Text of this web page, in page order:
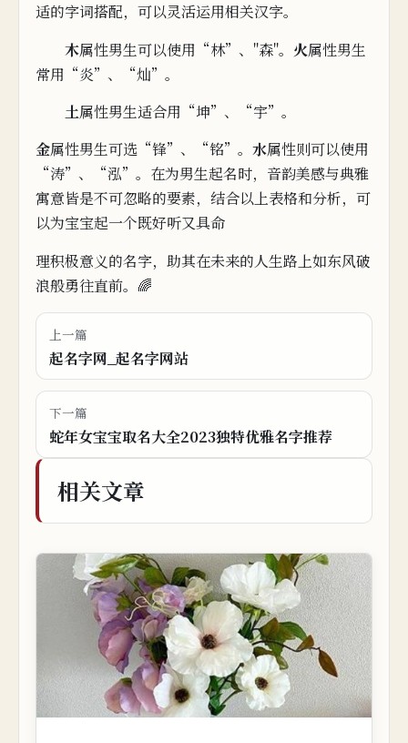
适的字词搭配，可以灵活运用相关汉字。
木属性男生可以使用“林”、"森"。 火属性男生
常用“炎”、“灿”。
土属性男生适合用“坤”、“宇”。
金属性男生可选“锋”、“铭”。 水属性则可以使用
“涛”、“泓”。在为男生起名时，音韵美感与典雅
寓意皆是不可忽略的要素，结合以上表格和分析，可
以为宝宝起一个既好听又具命
理积极意义的名字，助其在未来的人生路上如东风破
浪般勇往直前。 🌈
上一篇
起名字网_起名字网站
下一篇
蛇年女宝宝取名大全2023独特优雅名字推荐
相关文章